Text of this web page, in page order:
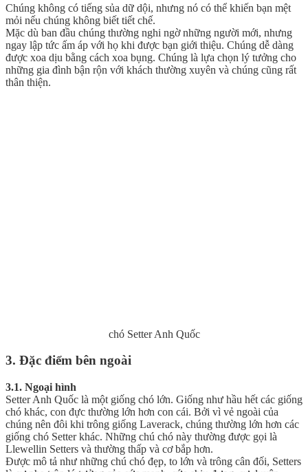
Chúng không có tiếng sủa dữ dội, nhưng nó có thể khiến bạn mệt
mỏi nếu chúng không biết tiết chế.
Mặc dù ban đầu chúng thường nghi ngờ những người mới, nhưng
ngay lập tức ấm áp với họ khi được bạn giới thiệu. Chúng dễ dàng
được xoa dịu bằng cách xoa bụng. Chúng là lựa chọn lý tưởng cho
những gia đình bận rộn với khách thường xuyên và chúng cũng rất
thân thiện.
chó Setter Anh Quốc
3. Đặc điểm bên ngoài
3.1. Ngoại hình
Setter Anh Quốc là một giống chó lớn. Giống như hầu hết các giống
chó khác, con đực thường lớn hơn con cái. Bởi vì vẻ ngoài của
chúng nên đôi khi trông giống Laverack, chúng thường lớn hơn các
giống chó Setter khác. Những chú chó này thường được gọi là
Llewellin Setters và thường thấp và cơ bắp hơn.
Được mô tả như những chú chó đẹp, to lớn và trông cân đối, Setters